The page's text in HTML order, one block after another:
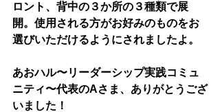
ロント、背中の３か所の３種類で展
開。使用される方がお好みのものをお
選びいただけるようにされましたよ。
あおハル〜リーダーシップ実践コミュ
ニティ〜代表のAさま、 ありがとうござ
いました！